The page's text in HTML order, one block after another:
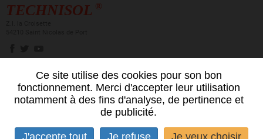
Ce site utilise des cookies pour son bon
fonctionnement. Merci d'accepter leur utilisation
notamment à des fins d'analyse, de pertinence et
de publicité.
J'accepte tout Je refuse Je veux choisir
TECHNISOL ®
Newsletter
Inscrivez-vous